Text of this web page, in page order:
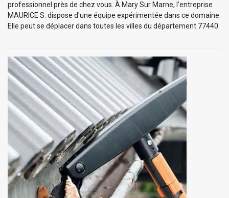
professionnel près de chez vous. À Mary Sur Marne, l’entreprise
MAURICE S. dispose d'une équipe expérimentée dans ce domaine.
Elle peut se déplacer dans toutes les villes du département 77440.